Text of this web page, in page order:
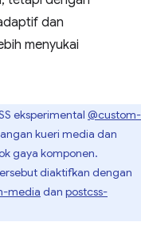
dan
menyukai
eksperimental @custom-
kueri media dan
gaya komponen.
diaktifkan dengan
media dan postcss-